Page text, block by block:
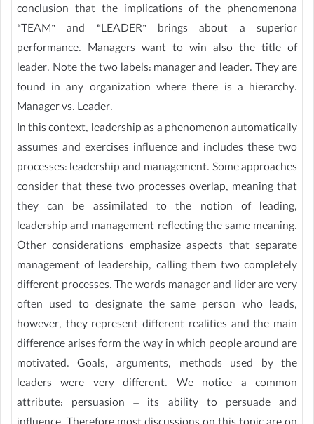
conclusion that the implications of the phenomenona
“TEAM” and “LEADER” brings about a superior
performance. Managers want to win also the title of
leader. Note the two labels: manager and leader. They are
found in any organization where there is a hierarchy.
Manager vs. Leader.
In this context, leadership as a phenomenon automatically
assumes and exercises influence and includes these two
processes: leadership and management. Some approaches
consider that these two processes overlap, meaning that
they can be assimilated to the notion of leading,
leadership and management reflecting the same meaning.
Other considerations emphasize aspects that separate
management of leadership, calling them two completely
different processes. The words manager and lider are very
often used to designate the same person who leads,
however, they represent different realities and the main
difference arises form the way in which people around are
motivated. Goals, arguments, methods used by the
leaders were very different. We notice a common
attribute: persuasion – its ability to persuade and